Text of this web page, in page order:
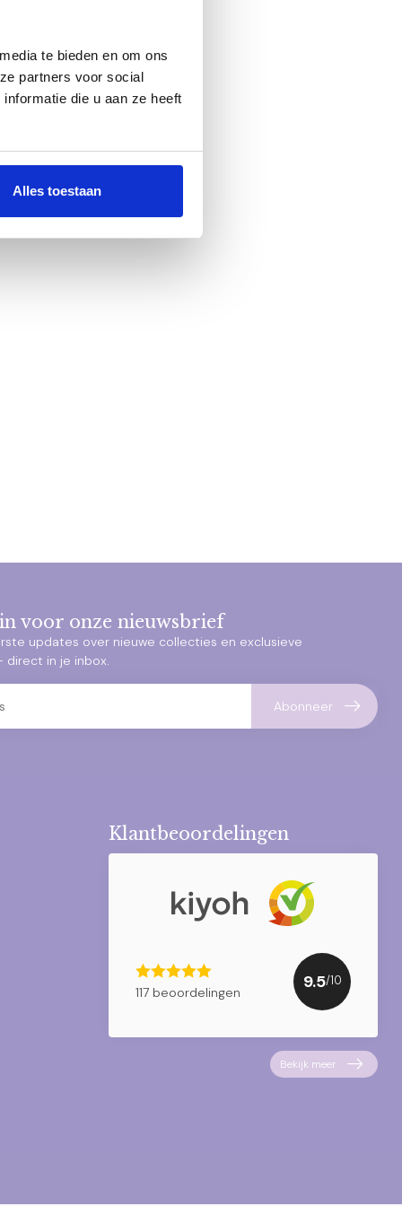
te bieden en om ons
partners voor social
die u aan ze heeft
Alles toestaan
voor onze nieuwsbrief
updates over nieuwe collecties en exclusieve
direct in je inbox.
Abonneer
Klantbeoordelingen
117 beoordelingen
9.5/10
Bekijk meer